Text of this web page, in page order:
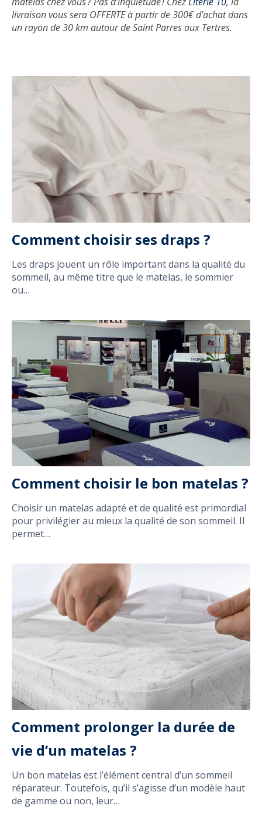
livraison vous sera OFFERTE à partir de 300€ d’achat dans
un rayon de 30 km autour de Saint Parres aux Tertres.
Comment choisir ses draps ?
Les draps jouent un rôle important dans la qualité du
sommeil, au même titre que le matelas, le sommier
ou…
Comment choisir le bon matelas ?
Choisir un matelas adapté et de qualité est primordial
pour privilégier au mieux la qualité de son sommeil. Il
permet…
Comment prolonger la durée de
vie d’un matelas ?
Un bon matelas est l’élément central d’un sommeil
réparateur. Toutefois, qu’il s’agisse d’un modèle haut
de gamme ou non, leur…